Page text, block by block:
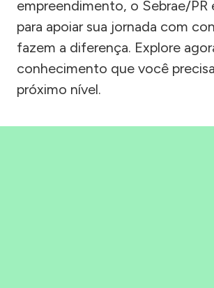
empreendimento, o Sebrae/PR
para apoiar sua jornada com
fazem a diferença. Explore
conhecimento que você
próximo nível.